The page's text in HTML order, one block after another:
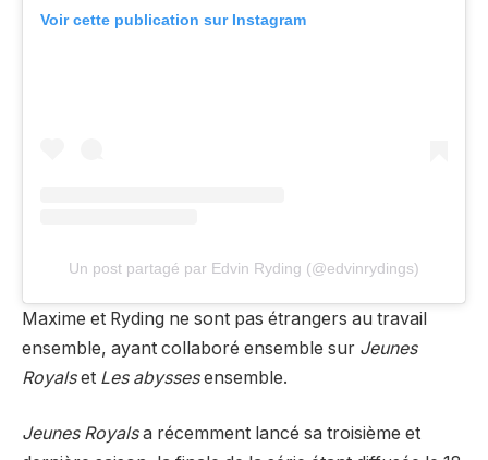
Voir cette publication sur Instagram
Un post partagé par Edvin Ryding (@edvinrydings)
Maxime et Ryding ne sont pas étrangers au travail
ensemble, ayant collaboré ensemble sur Jeunes
Royalset Les abyssesensemble.
Jeunes Royalsa récemment lancé sa troisième et